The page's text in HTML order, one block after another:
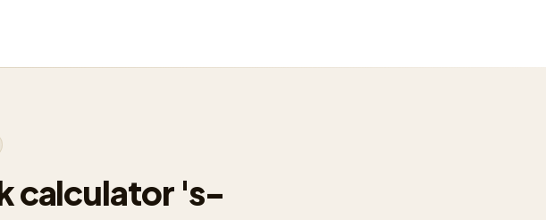
calculator 's-